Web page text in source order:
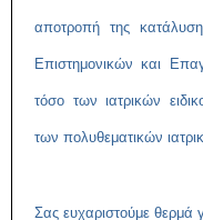
αποτροπή της
Επιστημονικών και
τόσο των ιατρικών
των πολυθεματικών
Σας ευχαριστούμε θερμά